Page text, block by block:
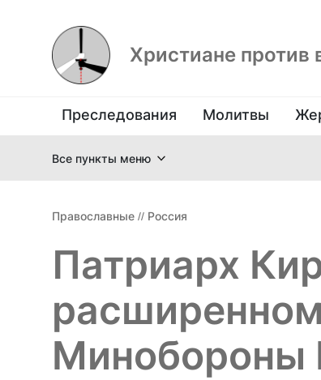
Христиане против
Преследования Молитвы
Все пункты меню
Православные // Россия
Патриарх
Минобороны